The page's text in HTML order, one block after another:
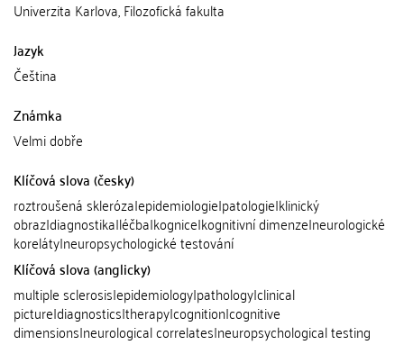
Univerzita Karlova, Filozofická fakulta
Jazyk
Čeština
Známka
Velmi dobře
Klíčová slova (česky)
roztroušená skleróza|epidemiologie|patologie|klinický
obraz|diagnostika|léčba|kognice|kognitivní dimenze|neurologické
koreláty|neuropsychologické testování
Klíčová slova (anglicky)
multiple sclerosis|epidemiology|pathology|clinical
picture|diagnostics|therapy|cognition|cognitive
dimensions|neurological correlates|neuropsychological testing